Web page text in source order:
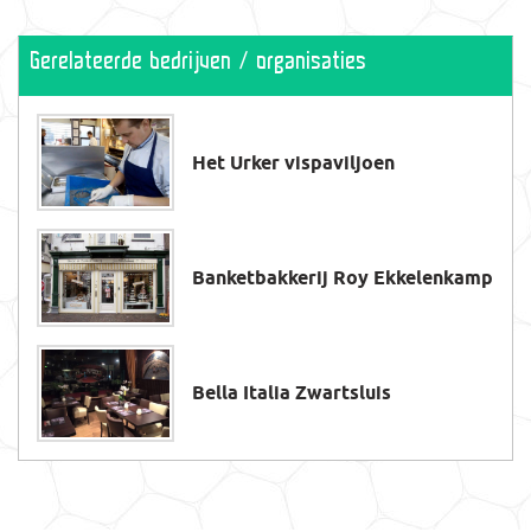
Gerelateerde bedrijven / organisaties
Het Urker vispaviljoen
Banketbakkerij Roy Ekkelenkamp
Bella Italia Zwartsluis